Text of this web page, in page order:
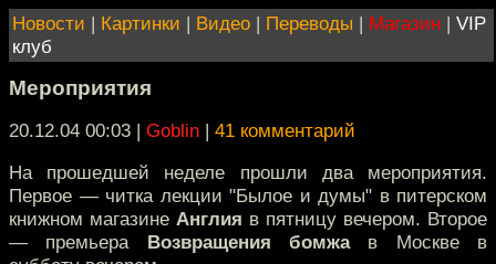
Новости | Картинки | Видео | Переводы | Магазин | VIP
клуб
Мероприятия
20.12.04 00:03 | Goblin | 41 комментарий
На прошедшей неделе прошли два мероприятия.
Первое — читка лекции "Былое и думы" в питерском
книжном магазине Англия в пятницу вечером. Второе
— премьера Возвращения бомжав Москве в